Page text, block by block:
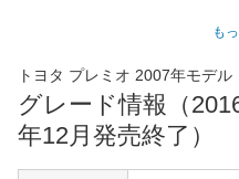
最高トルク 136 [13.9]/ 4,400
過給機 -
も
トヨタ プレミオ 2007年モデル
グレード情報（
年12月発売終了）